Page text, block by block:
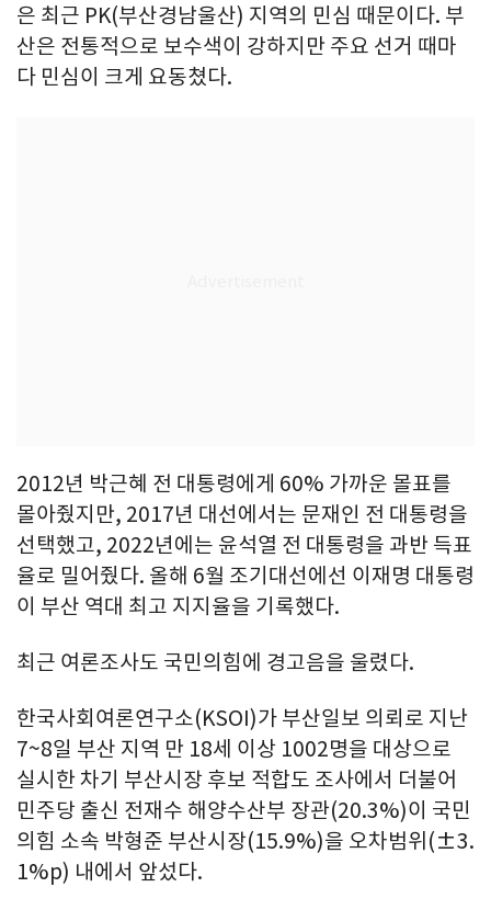
은 최근 PK(부산경남울산) 지역의 민심 때문이다. 부
산은 전통적으로 보수색이 강하지만 주요 선거 때마
다 민심이 크게 요동쳤다.
2012년 박근혜 전 대통령에게 60% 가까운 몰표를
몰아줬지만, 2017년 대선에서는 문재인 전 대통령을
선택했고, 2022년에는 윤석열 전 대통령을 과반 득표
율로 밀어줬다. 올해 6월 조기대선에선 이재명 대통령
이 부산 역대 최고 지지율을 기록했다.
최근 여론조사도 국민의힘에 경고음을 울렸다.
한국사회여론연구소(KSOI)가 부산일보 의뢰로 지난
7~8일 부산 지역 만 18세 이상 1002명을 대상으로
실시한 차기 부산시장 후보 적합도 조사에서 더불어
민주당 출신 전재수 해양수산부 장관(20.3%)이 국민
의힘 소속 박형준 부산시장(15.9%)을 오차범위(±3.
1%p) 내에서 앞섰다.